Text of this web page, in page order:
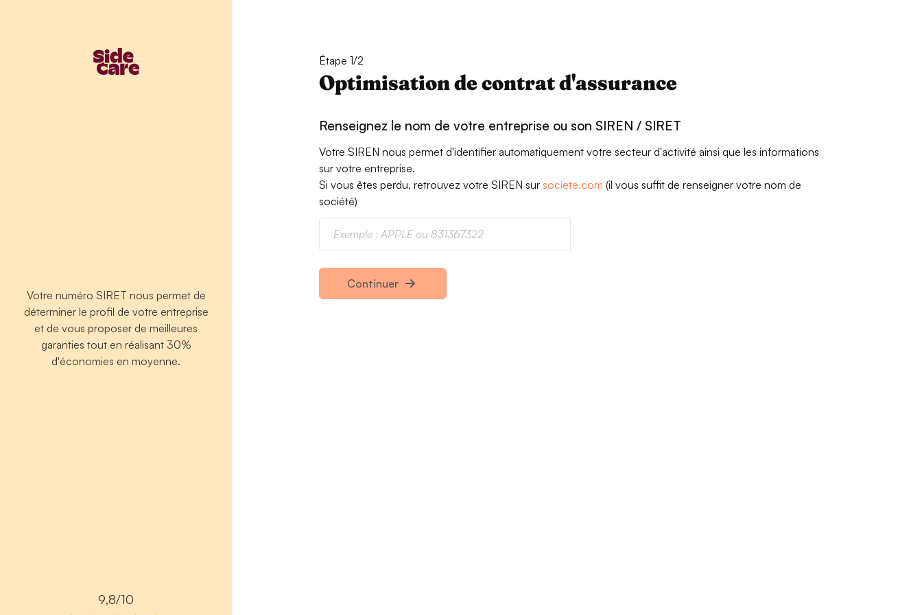
Votre numéro SIRET nous permet de
déterminer le profil de votre entreprise
et de vous proposer de meilleures
garanties tout en réalisant 30%
d'économies en moyenne.
9,8/10
Étape 1/2
Optimisation de contrat d'assurance
Renseignez le nom de votre entreprise ou son SIREN / SIRET
Votre SIREN nous permet d'identifier automatiquement votre secteur d'activité ainsi que les informations
sur votre entreprise.
Si vous êtes perdu, retrouvez votre SIREN sur societe.com (il vous suffit de renseigner votre nom de
société)
Continuer